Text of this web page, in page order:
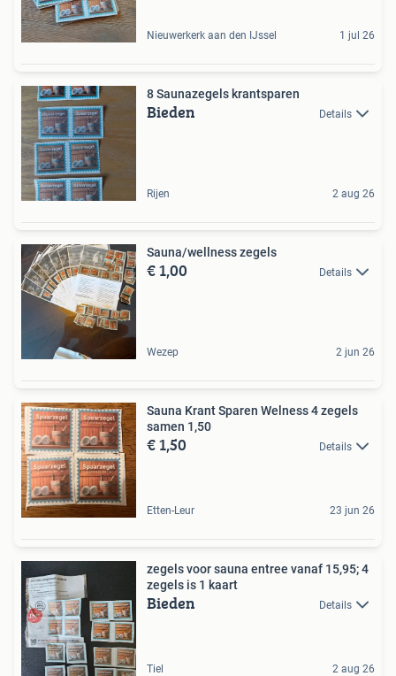
Nieuwerkerk aan den IJssel 1 jul 26
8 Saunazegels krantsparen
Bieden Details
Rijen 2 aug 26
Sauna/wellness zegels
€ 1,00 Details
Wezep 2 jun 26
Sauna Krant Sparen Welness 4 zegels
samen 1,50
€ 1,50 Details
Etten-Leur 23 jun 26
zegels voor sauna entree vanaf 15,95; 4
zegels is 1 kaart
Bieden Details
Tiel 2 aug 26